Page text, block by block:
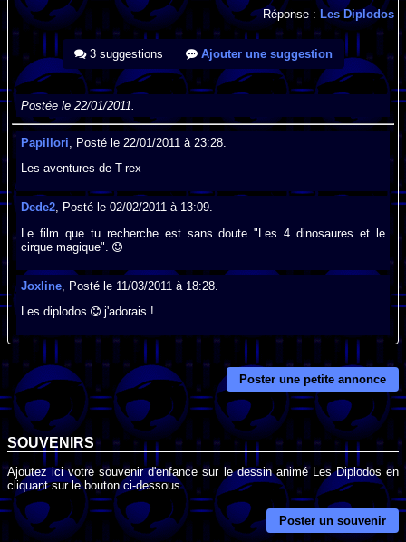
Réponse :Les Diplodos
3 suggestions Ajouter une suggestion
Postée le 22/01/2011.
Papillori , Posté le 22/01/2011 à 23:28.
Les aventures de T-rex
Dede2, Posté le 02/02/2011 à 13:09.
Le film que tu recherche est sans doute "Les 4 dinosaures et le
cirque magique".
Joxline , Posté le 11/03/2011 à 18:28.
Les diplodos
j'adorais !
Poster une petite annonce
SOUVENIRS
Ajoutez ici votre souvenir d'enfance sur le dessin animé Les Diplodos en
cliquant sur le bouton ci-dessous.
Poster un souvenir